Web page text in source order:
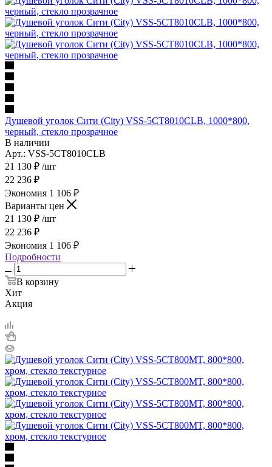
Душевой уголок Сити (City) VSS-5CT8010CLB, 1000*800,
черный, стекло прозрачное
В наличии
Арт.: VSS-5CT8010CLB
21 130 ₽ /шт
22 236 ₽
Экономия 1 106 ₽
Варианты цен
21 130 ₽ /шт
22 236 ₽
Экономия 1 106 ₽
Подробности
В корзину
Хит
Акция